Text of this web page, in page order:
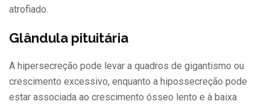
atrofiado.
Glândula pituitária
A hipersecreção pode levar a quadros de gigantismo ou
crescimento excessivo, enquanto a hipossecreção pode
estar associada ao crescimento ósseo lento e à baixa